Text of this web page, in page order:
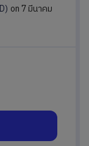
on 7 มีนาคม